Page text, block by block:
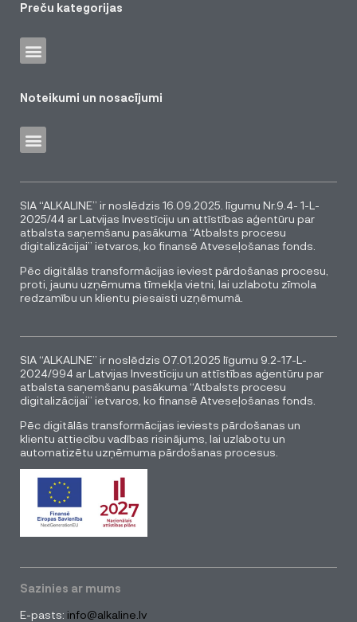
Preču kategorijas
Noteikumi un nosacījumi
SIA “ALKALINE” ir noslēdzis 16.09.2025. līgumu Nr.9.4- 1-L-
2025/44 ar Latvijas Investīciju un attīstības aģentūru par
atbalsta saņemšanu pasākuma “Atbalsts procesu
digitalizācijai” ietvaros, ko finansē Atveseļošanas fonds.
Pēc digitālās transformācijas ieviest pārdošanas procesu,
proti, jaunu uzņēmuma tīmekļa vietni, lai uzlabotu zīmola
redzamību un klientu piesaisti uzņēmumā.
SIA “ALKALINE” ir noslēdzis 07.01.2025 līgumu 9.2-17-L-
2024/994 ar Latvijas Investīciju un attīstības aģentūru par
atbalsta saņemšanu pasākuma “Atbalsts procesu
digitalizācijai” ietvaros, ko finansē Atveseļošanas fonds.
Pēc digitālās transformācijas ieviests pārdošanas un
klientu attiecību vadības risinājums, lai uzlabotu un
automatizētu uzņēmuma pārdošanas procesus.
Sazinies ar mums
E-pasts: info@alkaline.lv